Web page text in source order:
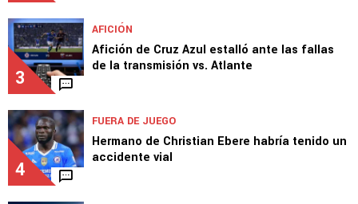
3
AFICIÓN
Afición de Cruz Azul estalló ante las fallas
de la transmisión vs. Atlante
4
FUERA DE JUEGO
Hermano de Christian Ebere habría tenido un
accidente vial